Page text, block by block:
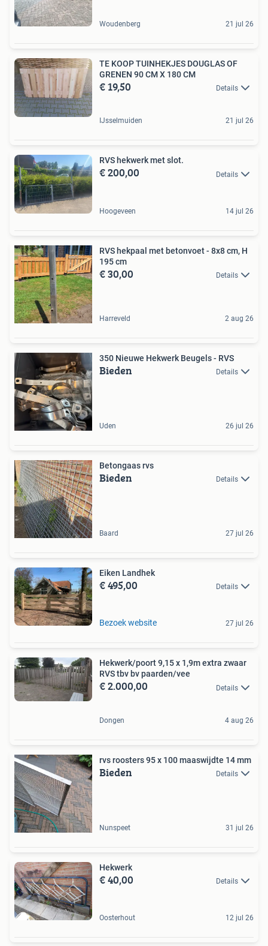
Woudenberg 21 jul 26
TE KOOP TUINHEKJES DOUGLAS OF
GRENEN 90 CM X 180 CM
€ 19,50 Details
IJsselmuiden 21 jul 26
RVS hekwerk met slot.
€ 200,00 Details
Hoogeveen 14 jul 26
RVS hekpaal met betonvoet - 8x8 cm, H
195 cm
€ 30,00 Details
Harreveld 2 aug 26
350 Nieuwe Hekwerk Beugels - RVS
Bieden Details
Uden 26 jul 26
Betongaas rvs
Bieden Details
Baard 27 jul 26
Eiken Landhek
€ 495,00 Details
Bezoek website 27 jul 26
Hekwerk/poort 9,15 x 1,9m extra zwaar
RVS tbv bv paarden/vee
€ 2.000,00 Details
Dongen 4 aug 26
rvs roosters 95 x 100 maaswijdte 14 mm
Bieden Details
Nunspeet 31 jul 26
Hekwerk
€ 40,00 Details
Oosterhout 12 jul 26